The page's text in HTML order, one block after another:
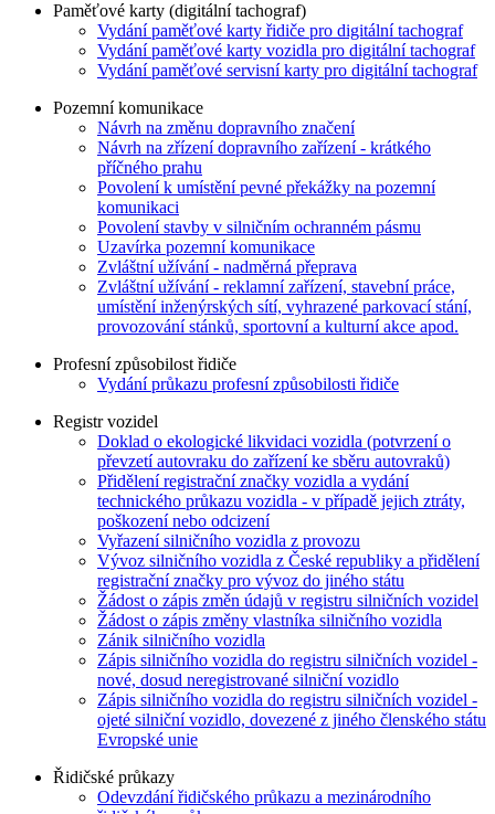
Paměťové karty (digitální tachograf)
Vydání paměťové karty řidiče pro digitální tachograf
Vydání paměťové karty vozidla pro digitální tachograf
Vydání paměťové servisní karty pro digitální tachograf
Pozemní komunikace
Návrh na změnu dopravního značení
Návrh na zřízení dopravního zařízení - krátkého
příčného prahu
Povolení k umístění pevné překážky na pozemní
komunikaci
Povolení stavby v silničním ochranném pásmu
Uzavírka pozemní komunikace
Zvláštní užívání - nadměrná přeprava
Zvláštní užívání - reklamní zařízení, stavební práce,
umístění inženýrských sítí, vyhrazené parkovací stání,
provozování stánků, sportovní a kulturní akce apod.
Profesní způsobilost řidiče
Vydání průkazu profesní způsobilosti řidiče
Registr vozidel
Doklad o ekologické likvidaci vozidla (potvrzení o
převzetí autovraku do zařízení ke sběru autovraků)
Přidělení registrační značky vozidla a vydání
technického průkazu vozidla - v případě jejich ztráty,
poškození nebo odcizení
Vyřazení silničního vozidla z provozu
Vývoz silničního vozidla z České republiky a přidělení
registrační značky pro vývoz do jiného státu
Žádost o zápis změn údajů v registru silničních vozidel
Žádost o zápis změny vlastníka silničního vozidla
Zánik silničního vozidla
Zápis silničního vozidla do registru silničních vozidel -
nové, dosud neregistrované silniční vozidlo
Zápis silničního vozidla do registru silničních vozidel -
ojeté silniční vozidlo, dovezené z jiného členského státu
Evropské unie
Řidičské průkazy
Odevzdání řidičského průkazu a mezinárodního